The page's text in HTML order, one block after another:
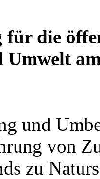
für die
und
von
zu